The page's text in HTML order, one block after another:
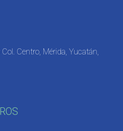
Centro, Mérida, Yucatán,